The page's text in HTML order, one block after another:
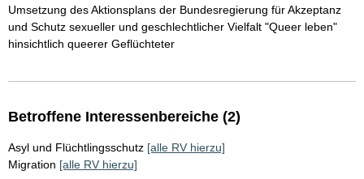
Umsetzung des Aktionsplans der Bundesregierung für Akzeptanz
und Schutz sexueller und geschlechtlicher Vielfalt "Queer leben"
hinsichtlich queerer Geflüchteter
Betroffene Interessenbereiche (2)
Asyl und Flüchtlingsschutz [alle RV hierzu]
Migration [alle RV hierzu]